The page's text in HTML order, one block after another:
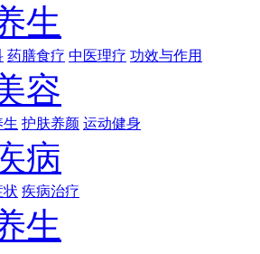
生
药膳食疗 中医理疗 功效与作用
容
生 护肤养颜 运动健身
病
状 疾病治疗
生